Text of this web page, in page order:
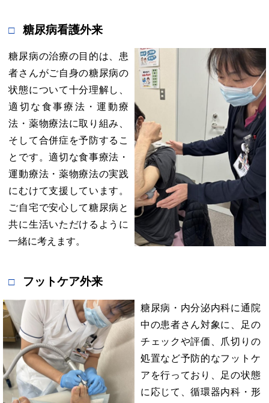
糖尿病看護外来
糖尿病の治療の目的は、患
者さんがご自身の糖尿病の
状態について十分理解し、
適切な食事療法・運動療
法・薬物療法に取り組み、
そして合併症を予防するこ
とです。適切な食事療法・
運動療法・薬物療法の実践
にむけて支援しています。
ご自宅で安心して糖尿病と
共に生活いただけるように
一緒に考えます。
フットケア外来
糖尿病・内分泌内科に通院
中の患者さん対象に、足の
チェックや評価、爪切りの
処置など予防的なフットケ
アを行っており、足の状態
に応じて、循環器内科・形